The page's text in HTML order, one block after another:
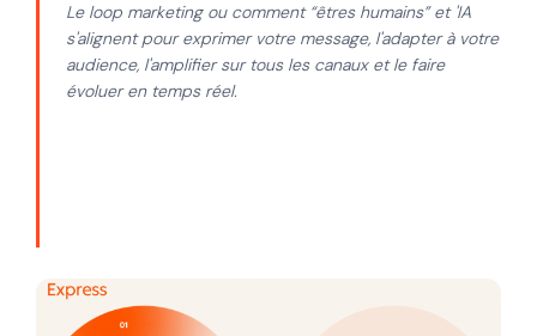
Le loop marketing ou comment “êtres humains” et 'IA
s'alignent pour exprimer votre message, l'adapter à votre
audience, l'amplifier sur tous les canaux et le faire
évoluer en temps réel.